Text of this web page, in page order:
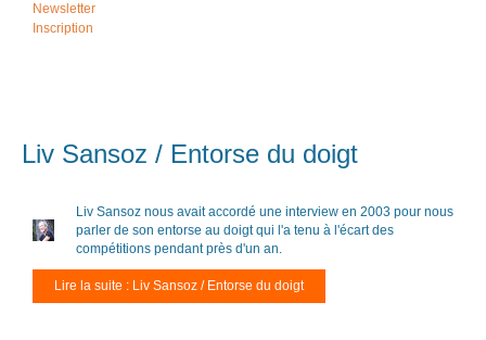
Newsletter
Inscription
Liv Sansoz / Entorse du doigt
Liv Sansoz nous avait accordé une interview en 2003 pour nous
parler de son entorse au doigt qui l'a tenu à l'écart des
compétitions pendant près d'un an.
Lire la suite : Liv Sansoz / Entorse du doigt